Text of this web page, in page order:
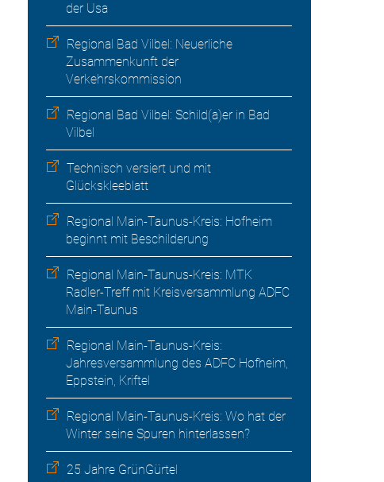
der Usa
Regional Bad Vilbel: Neuerliche
Zusammenkunft der
Verkehrskommission
Regional Bad Vilbel: Schild(a)er in Bad
Vilbel
Technisch versiert und mit
Glückskleeblatt
Regional Main-Taunus-Kreis: Hofheim
beginnt mit Beschilderung
Regional Main-Taunus-Kreis: MTK
Radler-Treff mit Kreisversammlung ADFC
Main-Taunus
Regional Main-Taunus-Kreis:
Jahresversammlung des ADFC Hofheim,
Eppstein, Kriftel
Regional Main-Taunus-Kreis: Wo hat der
Winter seine Spuren hinterlassen?
25 Jahre GrünGürtel